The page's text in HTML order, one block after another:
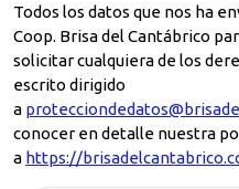
Todos los datos que nos ha
Coop. Brisa del Cantábrico
solicitar cualquiera de los
escrito dirigido
a
conocer en detalle nuestra
a https://